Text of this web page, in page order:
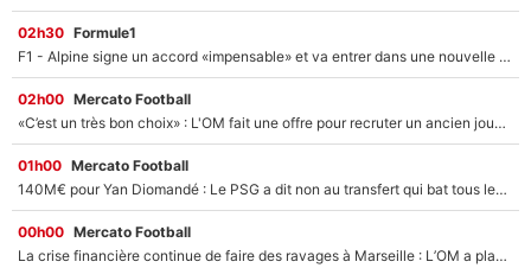
02h30 Formule1
F1 - Alpine signe un accord «impensable» et va entrer dans une nouvelle dimension : Grande nouvelle pour Pierre Gasly !
02h00 Mercato Football
«C’est un très bon choix» : L'OM fait une offre pour recruter un ancien joueur du PSG... et c'est validé dans l'After Foot !
01h00 Mercato Football
140M€ pour Yan Diomandé : Le PSG a dit non au transfert qui bat tous les records sur le mercato
00h00 Mercato Football
La crise financière continue de faire des ravages à Marseille : L’OM a placé 12 joueurs sur le marché des transferts… et ça pourrait lui rapporter près de 100M€ !